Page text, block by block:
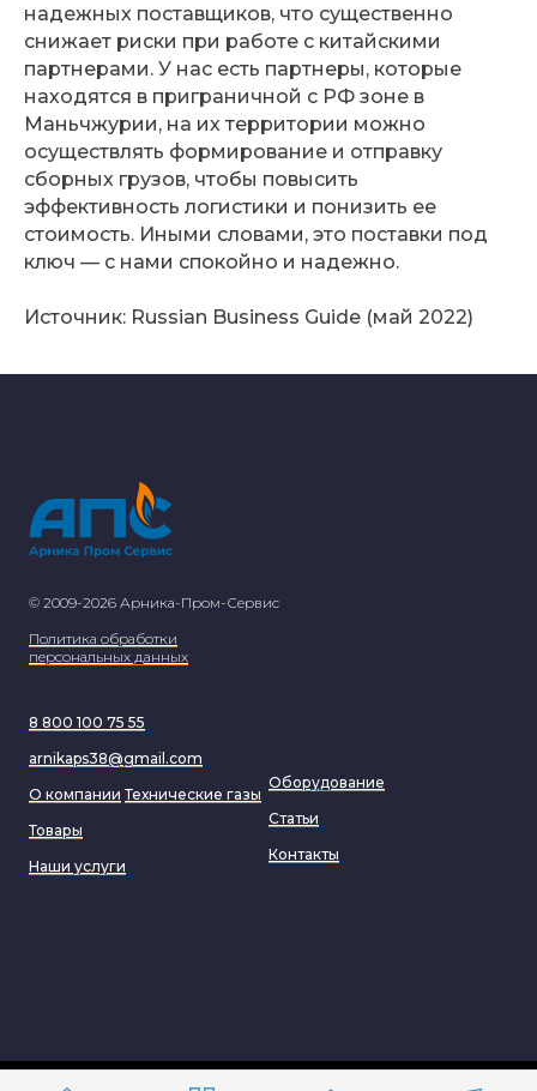
надежных поставщиков, что существенно
снижает риски при работе с китайскими
партнерами. У нас есть партнеры, которые
находятся в приграничной с РФ зоне в
Маньчжурии, на их территории можно
осуществлять формирование и отправку
сборных грузов, чтобы повысить
эффективность логистики и понизить ее
стоимость. Иными словами, это поставки под
ключ — с нами спокойно и надежно.
Источник: Russian Business Guide (май 2022)
© 2009-2026 Арника-Пром-Сервис
Политика обработки
персональных данных
8 800 100 75 55
arnikaps38@gmail.com
О компании Технические газы
Товары
Наши услуги
Оборудование
Статьи
Контакты